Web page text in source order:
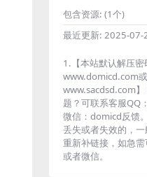
包含资源: (1个)
最近更新: 2025-07-
1.【本站默认解压密
www.domicd.com
www.sacdsd.com
题？可联系客服QQ
微信：domicd反馈
丢失或者失效的，
重新补链接，如急
或者微信。